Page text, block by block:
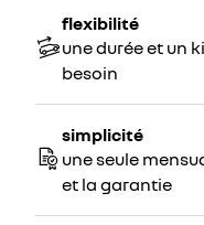
flexibilité
une durée et un
besoin
simplicité
une seule
et la garantie